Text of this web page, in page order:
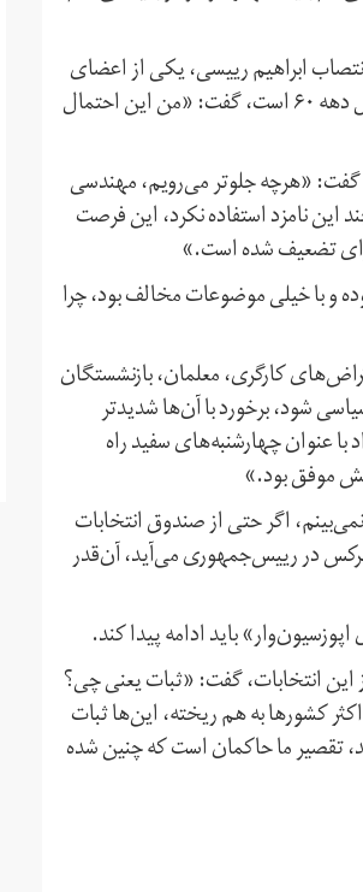
ابراهیم رییسی، یکی از اعضای
هیات مرگ در اعدام‌ زندانیان سیاسی در تابستان ۱۳۶۷، ادامه سرکوب و اعدام‌ها به‌شکل دهه ۶۰ است، گفت: «من این احتمال
«هرچه جلوتر می‌رویم، مهندسی
نامزد استفاده نکرد، این فرصت
رای تضعیف شده است.»
که می‌گوید با ارز ۴۲۰۰ تومانی مخالف بوده و با خیلی موضوعات مخالف بود، چرا
کارگری، معلمان، بازنشستگان
شود، برخورد با آن‌ها شدیدتر
عنوان چهارشنبه‌های سفید راه
موفق بود.»
اگر حتی از صندوق انتخابات
در رییس‌جمهوری می‌آید، آن‌قدر
باید ادامه پیدا کند.
این انتخابات، گفت: «ثبات یعنی چی؟
ما با اکثر کشورها به هم ریخته، این‌ها ثبات
تقصیر ما حاکمان است که چنین شده